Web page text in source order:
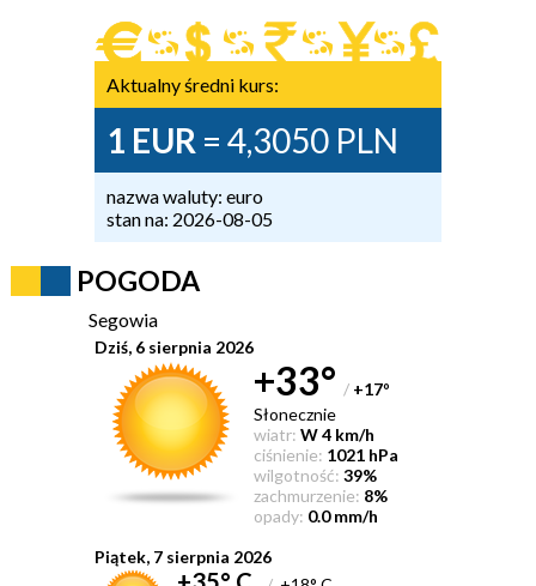
Aktualny średni kurs:
1 EUR = 4,3050 PLN
nazwa waluty: euro
stan na: 2026-08-05
POGODA
Segowia
Dziś, 6 sierpnia 2026
+33° / +17°
Słonecznie
wiatr: W 4 km/h
ciśnienie: 1021 hPa
wilgotność: 39%
zachmurzenie: 8%
opady: 0.0 mm/h
Piątek, 7 sierpnia 2026